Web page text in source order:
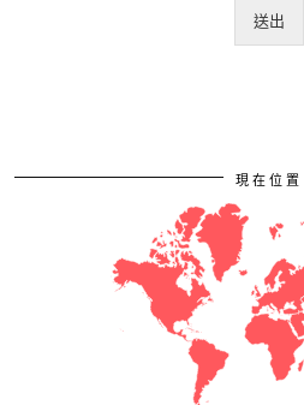
送出
現在位置